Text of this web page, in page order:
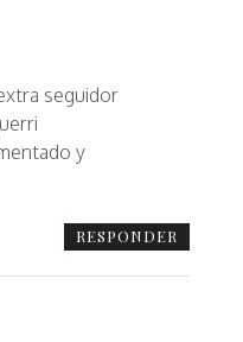
seguidor
y
RESPONDER